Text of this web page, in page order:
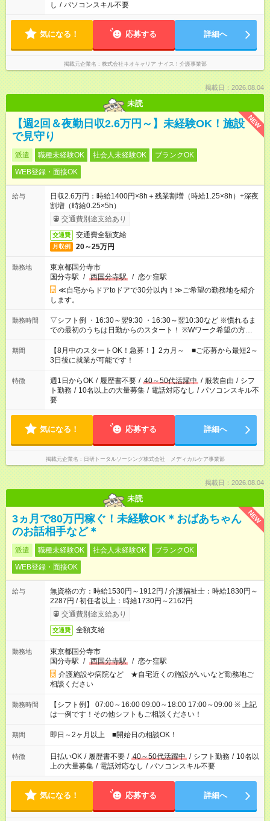
し / パソコンスキル不要
気になる！ 応募する 詳細へ
掲載元企業名 株式会社ネオキャリア ナイス！介護事業部
掲載日：2026.08.04
未読
NEW
【週2回＆夜勤日収2.6万円～】未経験OK！施設
で見守り
派遣 職種未経験OK 社会人未経験OK
ブランクOK
WEB登録・面接OK
給与
日収2.6万円：時給1400円×8h＋残業割増（時給1.25×8h）+深夜
割増（時給0.25×5h）
交通費別途支給あり
交通費 交通費全額支給
月収例 20～25万円
勤務地
東京都国分寺市
国分寺駅 / 西国分寺駅 / 恋ケ窪駅
≪自宅からドアtoドアで30分以内！≫ご希望の勤務地を紹介
します。
勤務時間
▽シフト例 ・16:30～翌9:30 ・16:30～翌10:30など ※慣れるま
での最初のうちは日勤からのスタート！ ※Wワーク希望の方へ
今ご覧のお仕事で希望する勤務時間と、もう1つのお仕事の勤務
時間。 合計で週40時間を超える場合は応募できません。
期間
【8月中のスタートOK！急募！】2カ月～ ■ご応募から最短2～
3日後に就業が可能です！
特徴 週1日からOK / 履歴書不要 / 40～50代活躍中 / 服装自由 / シフ
ト勤務 / 10名以上の大量募集 / 電話対応なし / パソコンスキル不
要
気になる！ 応募する 詳細へ
掲載元企業名 日研トータルソーシング株式会社 メディカルケア事業部
掲載日：2026.08.04
未読
NEW
3ヵ月で80万円稼ぐ！未経験OK＊おばあちゃん
のお話相手など＊
派遣 職種未経験OK 社会人未経験OK
ブランクOK
WEB登録・面接OK
給与
無資格の方：時給1530円～1912円 / 介護福祉士：時給1830円～
2287円 / 初任者以上：時給1730円～2162円
交通費別途支給あり
交通費 全額支給
勤務地
東京都国分寺市
国分寺駅 / 西国分寺駅 / 恋ケ窪駅
介護施設や病院など ★自宅近くの施設がいいなど勤務地ご
相談ください
勤務時間
【シフト例】 07:00～16:00 09:00～18:00 17:00～09:00 ※ 上記
は一例です！その他シフトもご相談ください！
期間 即日～2ヶ月以上 ■開始日の相談OK！
特徴 日払いOK / 履歴書不要 / 40～50代活躍中 / シフト勤務 / 10名以
上の大量募集 / 電話対応なし / パソコンスキル不要
気になる！ 応募する 詳細へ